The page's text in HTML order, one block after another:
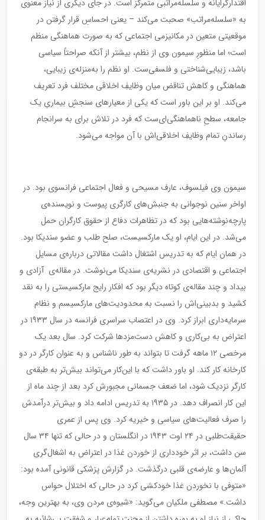
اقتدارگرایانه و سلسله‌مراتبی متمرکز است. در جای دیگری از نیاز معنوی
به «سلسله‌مراتب» صحبت می‌کند – یعنی احساسِ قرار گرفتن در
موقعیتی متعین در مکانیزمی اجتماعی که به صورت هماهنگی منظم
است؛ اما منظورِ سیمون وی از نظم، بیشتر از آنکه صراحتاً سیاسی
باشد، زیبایی‌شناختی و فلسفی‌ست. او نظم را به‌منزله‌ی زیبایی،
هماهنگی و کاهش تناقض میان وظایفِ اخلاقی مختلف فرد تعریف
می‌کند. او بر این باور است که یکی از معیارهای سنجشِ بیماریِ یک
جامعه، سطحِ ناهماهنگی‌ای‌ست که فرد در تلاش برای به سرانجام
رساندنِ تمام وظایفِ اخلاقی‌اش با آن مواجه می‌شود.
سیمون وی فیلسوف، عارف مسیحی و فعال اجتماعی فرانسوی بود. در
اواخر سنین نوجوانی به جنبش‌های کارگری پیوست و نویسنده‌ی
پارچه‌نوشته‌هایی بود که در تظاهرات دفاع از حقوق کارگران حمل
می‌شد. در این ایام، او یک مارکسیست، صلح طلب و عضو سندیکا بود.
در همان ایام که به تدریس اشتغال داشت مقالاتی درباره‌ی مسایل
اجتماعی و اقتصادی در نشریه‌ی سندیکا می‌نوشت. در مقاله‌ی آزادی و
بیداد و چند مقاله‌ی کوتاه دیگر بود که افکار رایج مارکسیستی را به نقد
کشید و بدبینی‌اش را نسبت به محدودیت‌های مارکسیسم و نظام
سرمایه‌داری ابراز کرد. وی در اعتصاب سراسری فرانسه در سال ۱۹۳۳ در
اعتراض به بی‌کاری و کاهش دست‌مزدها شرکت کرد. سال بعد یک
مرخصی ۱۲ ماهه گرفت تا بتواند به طور ناشناس و به عنوان کارگر در دو
کارخانه کار کند. او باور داشت که با این‌کار می‌تواند بیش‌تر به طبقه‌ی
کارگر نزدیک شود، اما ضعف جسمانی مجبورش کرد بعد از چند ماه از
این کار انصراف دهد. در ۱۹۳۵ به تدریس ادامه داد و بیش‌تر درآمدش
را صرف فعالیت‌های سیاسی و خیریه کرد. وی پس از عمری
حقیقت‌طلبی در ۲۴ اوت ۱۹۴۳ در انگلستان و در حالی که تنها ۳۴ سال
سن داشت، بر اثر خودداری از خوردن غذا در اعتراض به اشغال‌گری
آلمان‌ها و عارضه‌ی قلبی درگذشت. در گزارش پزشکی قانونی آمده بود:
«متوفی با نخوردن غذا خودکشی کرد در حالی که اختلال حواس
داشت.» مصطفی ملکیان می‌گوید: «شیوه‌ی مردن وی، به بهترین وجه،